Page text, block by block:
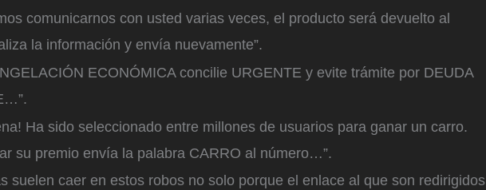
comunicarnos con usted varias veces, el producto será devuelto al
la información y envía nuevamente”.
ECONÓMICA concilie URGENTE y evite trámite por DEUDA
Ha sido seleccionado entre millones de usuarios para ganar un carro.
su premio envía la palabra CARRO al número…”.
suelen caer en estos robos no solo porque el enlace al que son redirigidos